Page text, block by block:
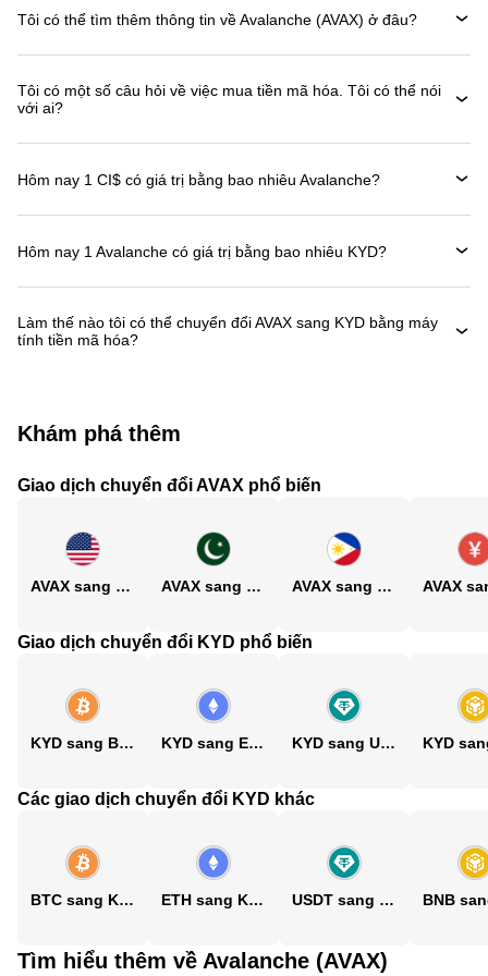
Tôi có thể tìm thêm thông tin về Avalanche (AVAX) ở đâu?
Tôi có một số câu hỏi về việc mua tiền mã hóa. Tôi có thể nói
với ai?
Hôm nay 1 CI$ có giá trị bằng bao nhiêu Avalanche?
Hôm nay 1 Avalanche có giá trị bằng bao nhiêu KYD?
Làm thế nào tôi có thể chuyển đổi AVAX sang KYD bằng máy
tính tiền mã hóa?
Khám phá thêm
Giao dịch chuyển đổi AVAX phổ biến
AVAX sang USD AVAX sang PKR AVAX sang PHP
Giao dịch chuyển đổi KYD phổ biến
KYD sang BTC KYD sang ETH KYD sang USDT
Các giao dịch chuyển đổi KYD khác
BTC sang KYD ETH sang KYD USDT sang KYD
Tìm hiểu thêm về Avalanche (AVAX)